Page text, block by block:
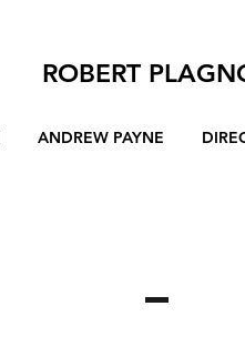
ROBERT
ANDREW PAYNE